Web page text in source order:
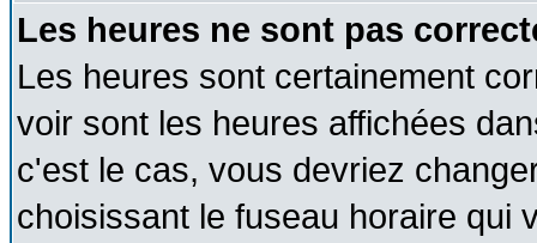
Les heures ne sont pas
Les heures sont certainement
voir sont les heures affichées
c'est le cas, vous devriez
choisissant le fuseau horaire qui